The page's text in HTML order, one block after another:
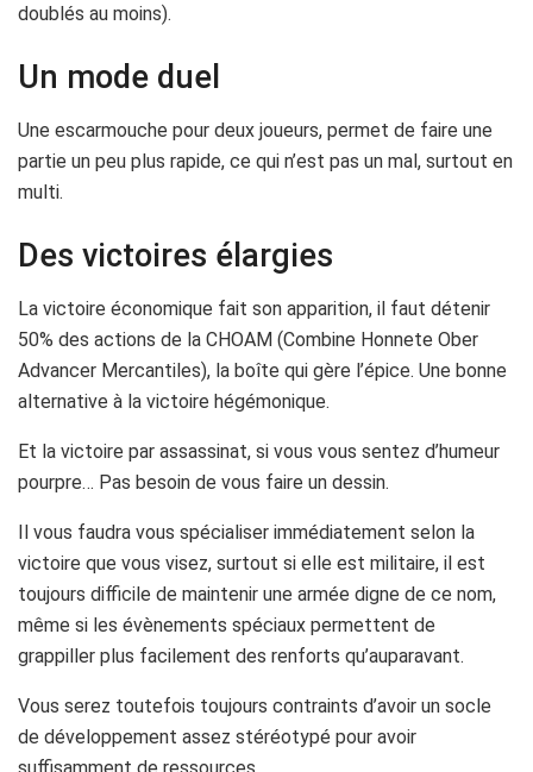
doublés au moins).
Un mode duel
Une escarmouche pour deux joueurs, permet de faire une
partie un peu plus rapide, ce qui n’est pas un mal, surtout en
multi.
Des victoires élargies
La victoire économique fait son apparition, il faut détenir
50% des actions de la CHOAM (Combine Honnete Ober
Advancer Mercantiles), la boîte qui gère l’épice. Une bonne
alternative à la victoire hégémonique.
Et la victoire par assassinat, si vous vous sentez d’humeur
pourpre… Pas besoin de vous faire un dessin.
Il vous faudra vous spécialiser immédiatement selon la
victoire que vous visez, surtout si elle est militaire, il est
toujours difficile de maintenir une armée digne de ce nom,
même si les évènements spéciaux permettent de
grappiller plus facilement des renforts qu’auparavant.
Vous serez toutefois toujours contraints d’avoir un socle
de développement assez stéréotypé pour avoir